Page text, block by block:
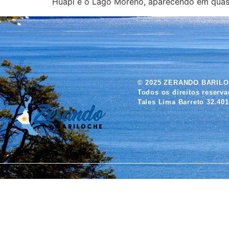
© 2025 ZERANDO
Todos os direitos
Tales Lima Barreto